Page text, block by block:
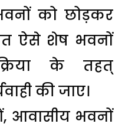
को छोड़कर
ऐसे शेष भवनों
के तहत्
की जाए।
आवासीय भवनों